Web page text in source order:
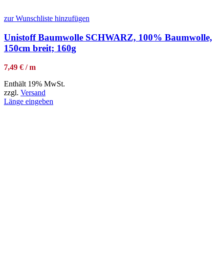
zur Wunschliste hinzufügen
Unistoff Baumwolle SCHWARZ, 100% Baumwolle,
150cm breit; 160g
7,49 € / m
Enthält 19% MwSt.
zzgl. Versand
Länge eingeben